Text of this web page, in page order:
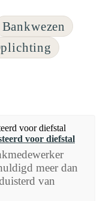
Bankwezen
voor diefstal
meer dan
van